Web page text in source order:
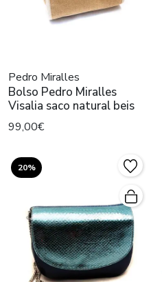
Pedro Miralles
Bolso Pedro Miralles
Visalia saco natural beis
99,00€
20%